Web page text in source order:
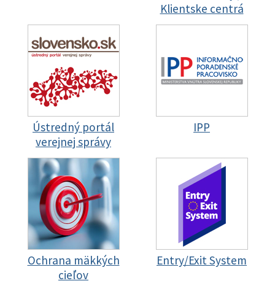
Klientske centrá
Ústredný portál
verejnej správy
IPP
Ochrana mäkkých
cieľov
Entry/Exit System